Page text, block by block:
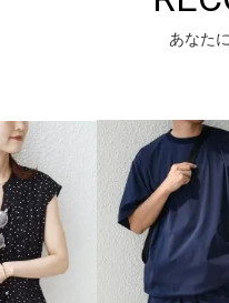
あなた